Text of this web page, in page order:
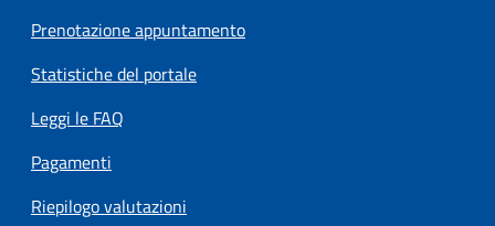
Prenotazione appuntamento
Statistiche del portale
Leggi le FAQ
Pagamenti
Riepilogo valutazioni